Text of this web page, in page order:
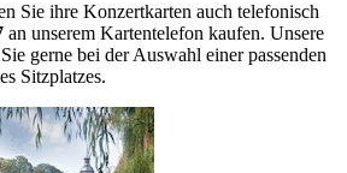
Sie ihre Konzertkarten auch telefonisch
an unserem Kartentelefon kaufen. Unsere
gerne bei der Auswahl einer passenden
Sitzplatzes.